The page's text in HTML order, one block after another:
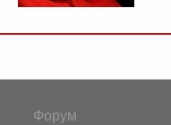
Форум